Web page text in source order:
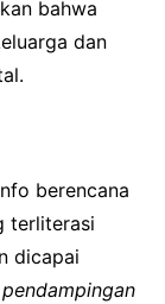
bahwa
dan
berencana
terliterasi
dicapai